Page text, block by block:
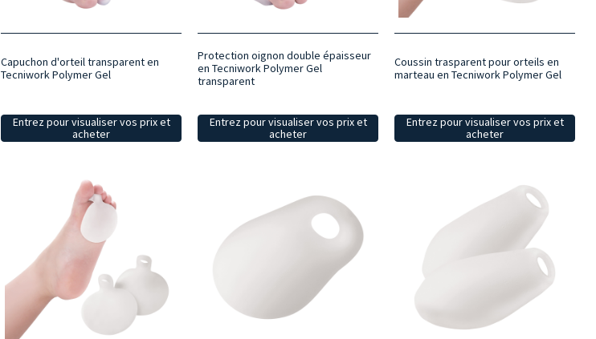
Capuchon d'orteil transparent en
Tecniwork Polymer Gel
Entrez pour visualiser vos prix et
acheter
Protection oignon double épaisseur
en Tecniwork Polymer Gel
transparent
Entrez pour visualiser vos prix et
acheter
Coussin trasparent pour orteils en
marteau en Tecniwork Polymer Gel
Entrez pour visualiser vos prix et
acheter